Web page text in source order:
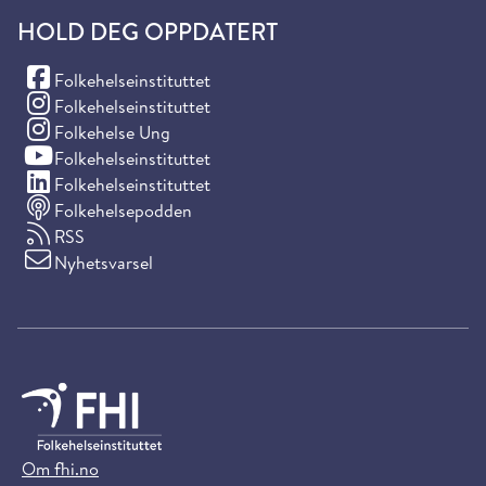
HOLD DEG OPPDATERT
Folkehelseinstituttet
(Facebook)
Folkehelseinstituttet
(Instagram)
Folkehelse Ung
(Instagram)
Folkehelseinstituttet
(YouTube)
Folkehelseinstituttet
(LinkedIn)
Folkehelsepodden
RSS
Nyhetsvarsel
Om fhi.no